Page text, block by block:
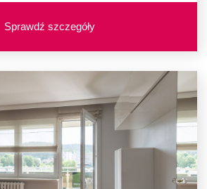
Sprawdź szczegóły